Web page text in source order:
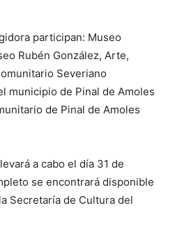
participan: Museo
Rubén González, Arte,
Severiano
municipio de Pinal de Amoles
de Pinal de Amoles
a cabo el día 31 de
se encontrará disponible
Secretaría de Cultura del